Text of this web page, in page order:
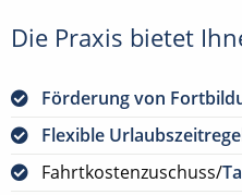
Die Praxis bietet
Förderung von
Flexible
Fahrtkostenzuschuss/